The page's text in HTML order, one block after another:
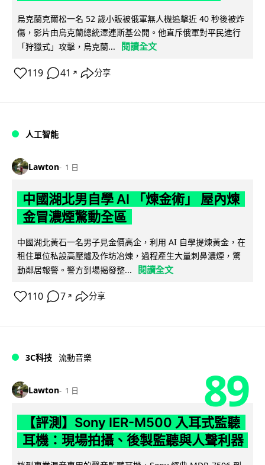
烏克蘭克爾松一名 52 歲小販被俄軍無人機追擊近 40 秒後被炸
傷，影片由烏克蘭總統澤連斯基公開。他直斥俄軍對平民進行
「狩獵式」攻擊，烏克蘭...
閱讀全文
119 41 ↗ 分享
人工智能
Lawton 1 日
中國湖北男自學 AI 「煉金術」 屋內煉
金冒濃煙驚動全區
中國湖北黃石一名男子見金價高企，利用 AI 自學提煉黃金，在
租住單位私設高壓爐及作坊冶煉，過程產生大量刺鼻濃煙，驚
動鄰居報警。警方到場揭發整...
閱讀全文
110 7 ↗ 分享
3C科技 流動音樂
Lawton 1 日 89
【評測】Sony IER-M500 入耳式監聽
耳機：現場拍攝、後製監聽與人聲利器